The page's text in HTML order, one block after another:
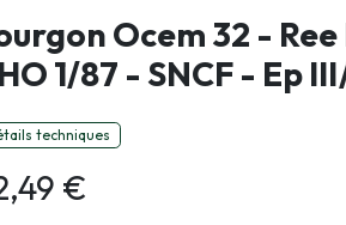
Ocem 32 -
1/87 - SNCF - Ep
techniques
€